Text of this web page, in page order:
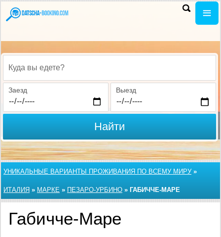
Куда вы едете?
Заезд Выезд
Найти
УНИКАЛЬНЫЕ ВАРИАНТЫ ПРОЖИВАНИЯ ПО ВСЕМУ МИРУ»
ИТАЛИЯ » МАРКЕ » ПЕЗАРО-УРБИНО » ГАБИЧЧЕ-МАРЕ
Габичче-Маре